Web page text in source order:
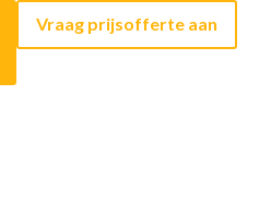
Vraag prijsofferte aan